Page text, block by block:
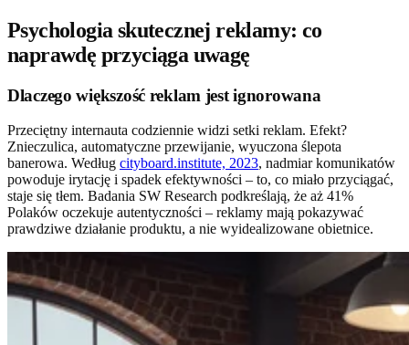
Psychologia skutecznej reklamy: co
naprawdę przyciąga uwagę
Dlaczego większość reklam jest ignorowana
Przeciętny internauta codziennie widzi setki reklam. Efekt?
Znieczulica, automatyczne przewijanie, wyuczona ślepota
banerowa. Według cityboard.institute, 2023, nadmiar komunikatów
powoduje irytację i spadek efektywności – to, co miało przyciągać,
staje się tłem. Badania SW Research podkreślają, że aż 41%
Polaków oczekuje autentyczności – reklamy mają pokazywać
prawdziwe działanie produktu, a nie wyidealizowane obietnice.